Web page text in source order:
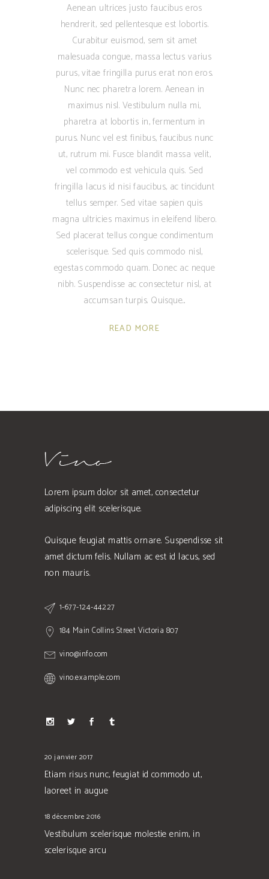
Aenean ultrices justo faucibus eros
hendrerit, sed pellentesque est lobortis.
Curabitur euismod, sem sit amet
malesuada congue, massa lectus varius
purus, vitae fringilla purus erat non eros.
Nunc nec pharetra lorem. Aenean in
maximus nisl. Vestibulum nulla mi,
pharetra at lobortis in, fermentum in
purus. Nunc vel est finibus, faucibus nunc
ut, rutrum mi. Fusce blandit massa velit,
vel commodo est vehicula quis. Sed
fringilla lacus id nisi faucibus, ac tincidunt
tellus semper. Sed vitae sapien quis
magna ultricies maximus in eleifend libero.
Sed placerat tellus congue condimentum
scelerisque. Sed quis commodo nisl,
egestas commodo quam. Donec ac neque
nibh. Suspendisse ac consectetur nisl, at
accumsan turpis. Quisque
READ MORE
Lorem ipsum dolor sit amet, consectetur
adipiscing elit scelerisque.
Quisque feugiat mattis ornare. Suspendisse sit
amet dictum felis. Nullam ac est id lacus, sed
non mauris.
1-677-124-44227
184 Main Collins Street Victoria 807
vino@info.com
vino.example.com
20 janvier 2017
Etiam risus nunc, feugiat id commodo ut,
laoreet in augue
18 décembre 2016
Vestibulum scelerisque molestie enim, in
scelerisque arcu